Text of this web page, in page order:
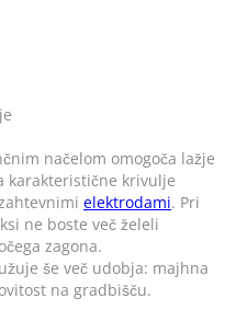
načelom omogoča lažje
karakteristične krivulje
elektrodami. Pri
ne boste več želeli
zagona.
še več udobja: majhna
na gradbišču.